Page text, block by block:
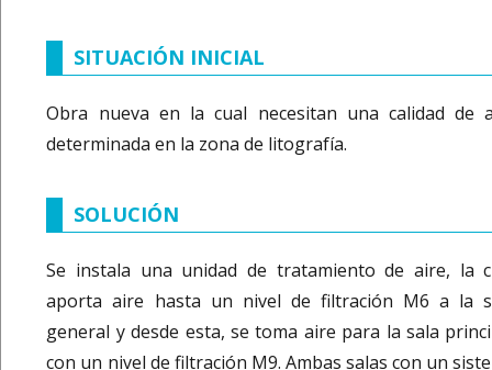
SITUACIÓN INICIAL
Obra nueva en la cual necesitan una calidad de
determinada en la zona de litografía.
SOLUCIÓN
Se instala una unidad de tratamiento de aire, la
aporta aire hasta un nivel de filtración M6 a la
general y desde esta, se toma aire para la sala
con un nivel de filtración M9. Ambas salas con un